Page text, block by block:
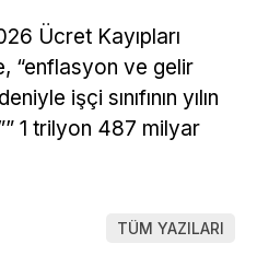
Ücret Kayıpları
“enflasyon ve gelir
işçi sınıfının yılın
1 trilyon 487 milyar
TÜM YAZILARI